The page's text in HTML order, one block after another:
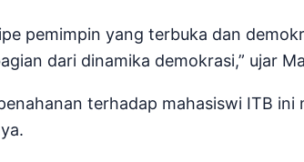
pemimpin yang terbuka dan
dari dinamika demokrasi,” ujar
terhadap mahasiswi ITB ini